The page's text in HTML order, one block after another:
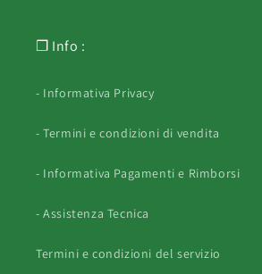
❐ Info :
- Informativa Privacy
- Termini e condizioni di vendita
- Informativa Pagamenti e Rimborsi
- Assistenza Tecnica
Termini e condizioni del servizio